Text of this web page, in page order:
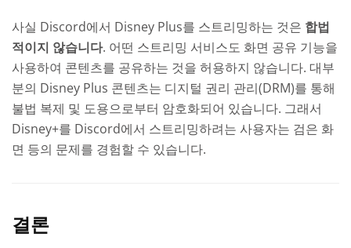
사실 Discord에서 Disney Plus를 스트리밍하는 것은 합법
적이지 않습니다. 어떤 스트리밍 서비스도 화면 공유 기능을
사용하여 콘텐츠를 공유하는 것을 허용하지 않습니다. 대부
분의 Disney Plus 콘텐츠는 디지털 권리 관리(DRM)를 통해
불법 복제 및 도용으로부터 암호화되어 있습니다. 그래서
Disney+를 Discord에서 스트리밍하려는 사용자는 검은 화
면 등의 문제를 경험할 수 있습니다.
결론